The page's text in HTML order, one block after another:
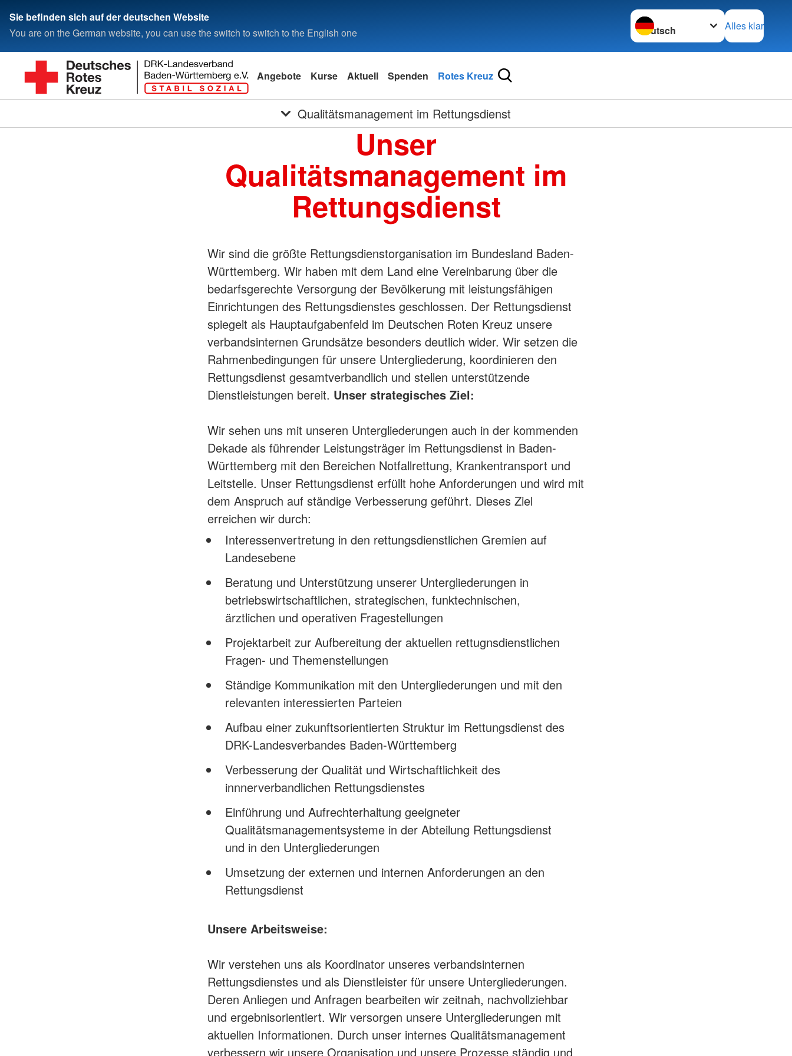
Sie befinden sich auf der deutschen Website
You are on the German website, you can use the switch to switch to the English one
Sprache wechseln zu
Alles klar
Angebote Kurse Aktuell Spenden Rotes Kreuz
Qualitätsmanagement im Rettungsdienst
Unser
Qualitätsmanagement im
Rettungsdienst
Wir sind die größte Rettungsdienstorganisation im Bundesland Baden-
Württemberg. Wir haben mit dem Land eine Vereinbarung über die
bedarfsgerechte Versorgung der Bevölkerung mit leistungsfähigen
Einrichtungen des Rettungsdienstes geschlossen. Der Rettungsdienst
spiegelt als Hauptaufgabenfeld im Deutschen Roten Kreuz unsere
verbandsinternen Grundsätze besonders deutlich wider. Wir setzen die
Rahmenbedingungen für unsere Untergliederung, koordinieren den
Rettungsdienst gesamtverbandlich und stellen unterstützende
Dienstleistungen bereit. Unser strategisches Ziel:
Wir sehen uns mit unseren Untergliederungen auch in der kommenden
Dekade als führender Leistungsträger im Rettungsdienst in Baden-
Württemberg mit den Bereichen Notfallrettung, Krankentransport und
Leitstelle. Unser Rettungsdienst erfüllt hohe Anforderungen und wird mit
dem Anspruch auf ständige Verbesserung geführt. Dieses Ziel
erreichen wir durch:
Interessenvertretung in den rettungsdienstlichen Gremien auf
Landesebene
Beratung und Unterstützung unserer Untergliederungen in
betriebswirtschaftlichen, strategischen, funktechnischen,
ärztlichen und operativen Fragestellungen
Projektarbeit zur Aufbereitung der aktuellen rettugnsdienstlichen
Fragen- und Themenstellungen
Ständige Kommunikation mit den Untergliederungen und mit den
relevanten interessierten Parteien
Aufbau einer zukunftsorientierten Struktur im Rettungsdienst des
DRK-Landesverbandes Baden-Württemberg
Verbesserung der Qualität und Wirtschaftlichkeit des
innnerverbandlichen Rettungsdienstes
Einführung und Aufrechterhaltung geeigneter
Qualitätsmanagementsysteme in der Abteilung Rettungsdienst
und in den Untergliederungen
Umsetzung der externen und internen Anforderungen an den
Rettungsdienst
Unsere Arbeitsweise:
Wir verstehen uns als Koordinator unseres verbandsinternen
Rettungsdienstes und als Dienstleister für unsere Untergliederungen.
Deren Anliegen und Anfragen bearbeiten wir zeitnah, nachvollziehbar
und ergebnisorientiert. Wir versorgen unsere Untergliederungen mit
aktuellen Informationen. Durch unser internes Qualitätsmanagement
verbessern wir unsere Organisation und unsere Prozesse ständig und